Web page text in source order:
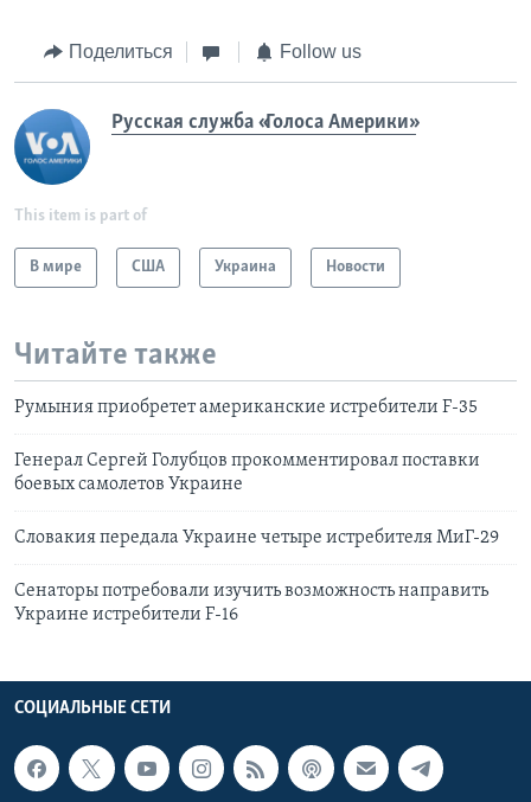
Поделиться Follow us
Русская служба «Голоса Америки»
This item is part of
В мире США Украина Новости
Читайте также
Румыния приобретет американские истребители F-35
Генерал Сергей Голубцов прокомментировал поставки
боевых самолетов Украине
Словакия передала Украине четыре истребителя МиГ-29
Cенаторы потребовали изучить возможность направить
Украине истребители F-16
СОЦИАЛЬНЫЕ СЕТИ